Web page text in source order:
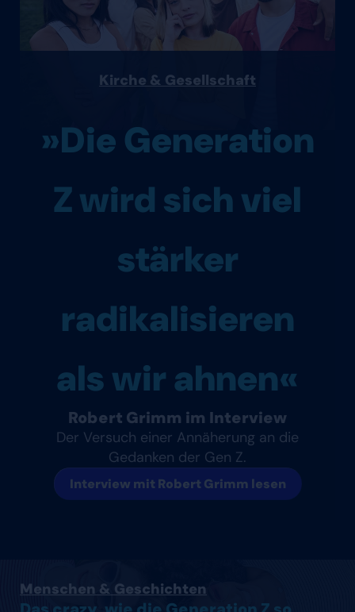
Kirche & Gesellschaft
»Die Generation
Z wird sich viel
stärker
radikalisieren
als wir ahnen«
Robert Grimm im Interview
Der Versuch einer Annäherung an die
Gedanken der Gen Z.
Interview mit Robert Grimm lesen
Menschen & Geschichten